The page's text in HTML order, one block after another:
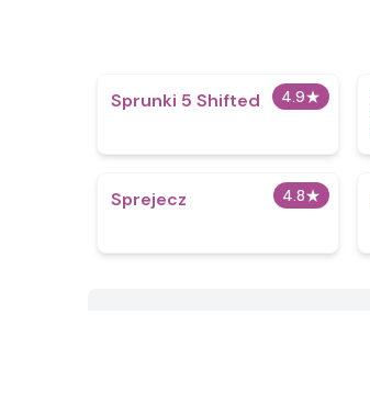
4.9★
Sprunki 5 Shifted
4.8★
Sprejecz